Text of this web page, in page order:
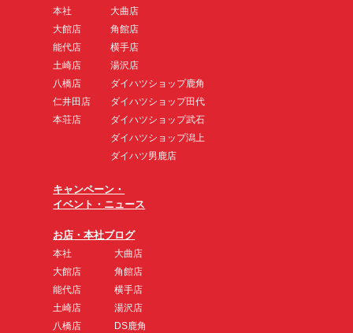
本社
大館店
能代店
土崎店
八橋店
仁井田店
本荘店
大曲店
角館店
横手店
湯沢店
ダイハツショップ鹿角
ダイハツショップ田代
ダイハツショップ武石
ダイハツショップ潟上
ダイハツ男鹿店
キャンペーン・
イベント・ニュース
お店・本社ブログ
本社
大館店
能代店
土崎店
八橋店
大曲店
角館店
横手店
湯沢店
DS鹿角